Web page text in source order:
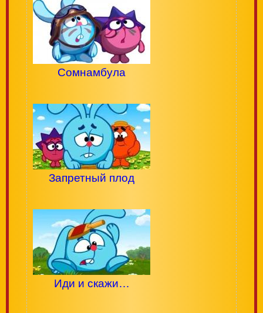
Сомнамбула
Запретный плод
Иди и скажи…